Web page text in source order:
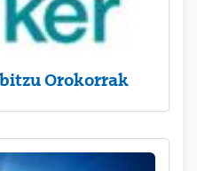
Orokorrak